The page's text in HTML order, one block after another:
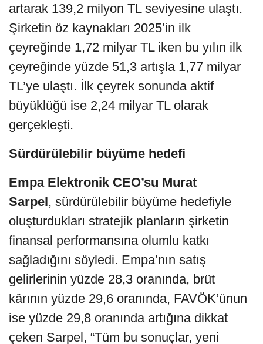
artarak 139,2 milyon TL seviyesine ulaştı.
Şirketin öz kaynakları 2025’in ilk
çeyreğinde 1,72 milyar TL iken bu yılın ilk
çeyreğinde yüzde 51,3 artışla 1,77 milyar
TL’ye ulaştı. İlk çeyrek sonunda aktif
büyüklüğü ise 2,24 milyar TL olarak
gerçekleşti.
Sürdürülebilir büyüme hedefi
Empa Elektronik CEO’su Murat
Sarpel, sürdürülebilir büyüme hedefiyle
oluşturdukları stratejik planların şirketin
finansal performansına olumlu katkı
sağladığını söyledi. Empa’nın satış
gelirlerinin yüzde 28,3 oranında, brüt
kârının yüzde 29,6 oranında, FAVÖK’ünun
ise yüzde 29,8 oranında artığına dikkat
çeken Sarpel, “Tüm bu sonuçlar, yeni